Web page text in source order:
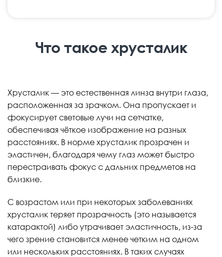
Что такое хрусталик
Хрусталик — это естественная линза внутри глаза,
расположенная за зрачком. Она пропускает и
фокусирует световые лучи на сетчатке,
обеспечивая чёткое изображение на разных
расстояниях. В норме хрусталик прозрачен и
эластичен, благодаря чему глаз может быстро
перестраивать фокус с дальних предметов на
близкие.
С возрастом или при некоторых заболеваниях
хрусталик теряет прозрачность (это называется
катарактой) либо утрачивает эластичность, из-за
чего зрение становится менее четким на одном
или нескольких расстояниях. В таких случаях